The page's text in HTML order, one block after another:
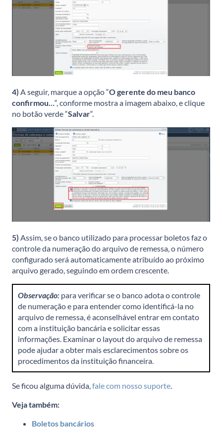
4) A seguir, marque a opção “O gerente do meu banco
confirmou… “, conforme mostra a imagem abaixo, e clique
no botão verde “Salvar“.
5) Assim, se o banco utilizado para processar boletos faz o
controle da numeração do arquivo de remessa, o número
configurado será automaticamente atribuído ao próximo
arquivo gerado, seguindo em ordem crescente.
Observação: para verificar se o banco adota o controle
de numeração e para entender como identificá-la no
arquivo de remessa, é aconselhável entrar em contato
com a instituição bancária e solicitar essas
informações. Examinar o layout do arquivo de remessa
pode ajudar a obter mais esclarecimentos sobre os
procedimentos da instituição financeira.
Se ficou alguma dúvida,fale com nosso suporte.
Veja também:
Boletos bancários